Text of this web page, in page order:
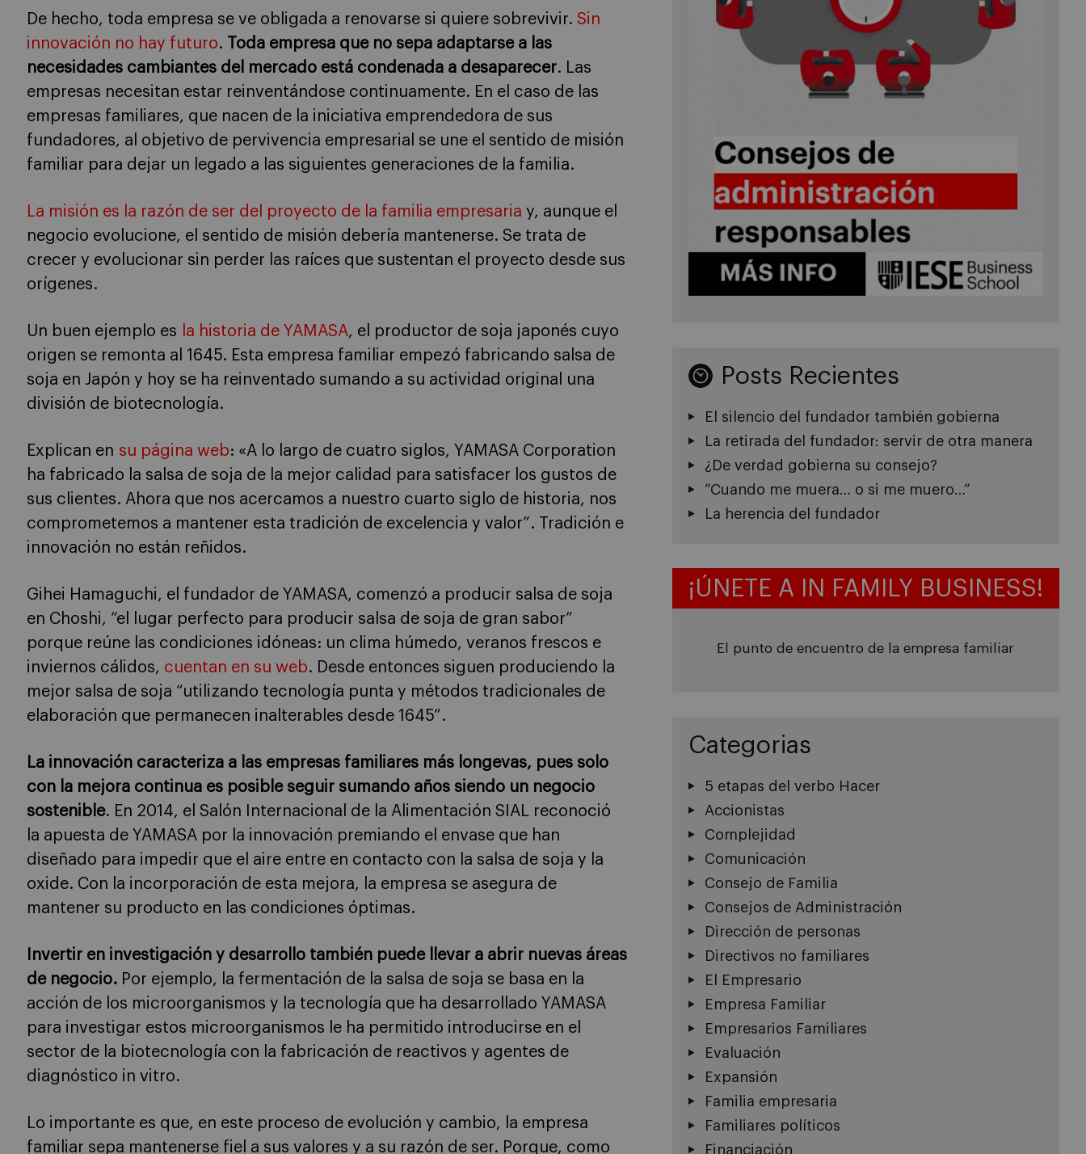
De hecho, toda empresa se ve obligada a renovarse si quiere sobrevivir. Sin
innovación no hay futuro.
Toda empresa que no sepa adaptarse a las
necesidades cambiantes del mercado está condenada a desaparecer. Las
empresas necesitan estar reinventándose continuamente. En el caso de las
empresas familiares, que nacen de la iniciativa emprendedora de sus
fundadores, al objetivo de pervivencia empresarial se une el sentido de misión
familiar para dejar un legado a las siguientes generaciones de la familia.
La misión es la razón de ser del proyecto de la familia empresaria y, aunque el
negocio evolucione, el sentido de misión debería mantenerse. Se trata de
crecer y evolucionar sin perder las raíces que sustentan el proyecto desde sus
orígenes.
Un buen ejemplo es la historia de YAMASA, el productor de soja japonés cuyo
origen se remonta al 1645. Esta empresa familiar empezó fabricando salsa de
soja en Japón y hoy se ha reinventado sumando a su actividad original una
división de biotecnología.
Explican en su página web: «A lo largo de cuatro siglos, YAMASA Corporation
ha fabricado la salsa de soja de la mejor calidad para satisfacer los gustos de
sus clientes. Ahora que nos acercamos a nuestro cuarto siglo de historia, nos
comprometemos a mantener esta tradición de excelencia y valor”. Tradición e
innovación no están reñidos.
Gihei Hamaguchi, el fundador de YAMASA, comenzó a producir salsa de soja
en Choshi, “el lugar perfecto para producir salsa de soja de gran sabor”
porque reúne las condiciones idóneas: un clima húmedo, veranos frescos e
inviernos cálidos, cuentan en su web. Desde entonces siguen produciendo la
mejor salsa de soja “utilizando tecnología punta y métodos tradicionales de
elaboración que permanecen inalterables desde 1645”.
La innovación caracteriza a las empresas familiares más longevas, pues solo
con la mejora continua es posible seguir sumando años siendo un negocio
sostenible. En 2014, el Salón Internacional de la Alimentación SIAL reconoció
la apuesta de YAMASA por la innovación premiando el envase que han
diseñado para impedir que el aire entre en contacto con la salsa de soja y la
oxide. Con la incorporación de esta mejora, la empresa se asegura de
mantener su producto en las condiciones óptimas.
Invertir en investigación y desarrollo también puede llevar a abrir nuevas áreas
de negocio. Por ejemplo, la fermentación de la salsa de soja se basa en la
acción de los microorganismos y la tecnología que ha desarrollado YAMASA
para investigar estos microorganismos le ha permitido introducirse en el
sector de la biotecnología con la fabricación de reactivos y agentes de
diagnóstico in vitro.
Lo importante es que, en este proceso de evolución y cambio, la empresa
familiar sepa mantenerse fiel a sus valores y a su razón de ser. Porque, como
Posts Recientes
El silencio del fundador también gobierna
La retirada del fundador: servir de otra manera
¿De verdad gobierna su consejo?
“Cuando me muera… o si me muero…”
La herencia del fundador
¡ÚNETE A IN FAMILY BUSINESS!
El punto de encuentro de la empresa familiar
Categorias
5 etapas del verbo Hacer
Accionistas
Complejidad
Comunicación
Consejo de Familia
Consejos de Administración
Dirección de personas
Directivos no familiares
El Empresario
Empresa Familiar
Empresarios Familiares
Evaluación
Expansión
Familia empresaria
Familiares políticos
Financiación